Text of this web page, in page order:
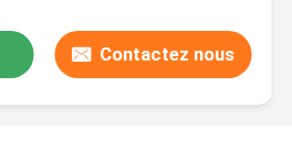
Contactez nous